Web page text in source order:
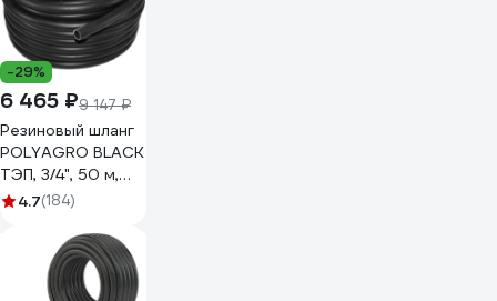
-29%
6 465 ₽9 147 ₽
Резиновый шланг
POLYAGRO BLACK
ТЭП, 3/4", 50 м,
армированный,
7558150
4.7(184)